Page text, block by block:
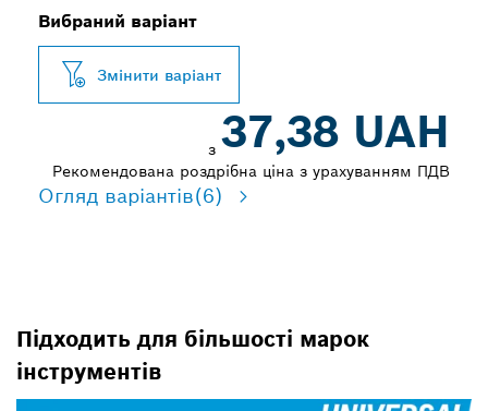
Вибраний варіант
Змінити варіант
з 37,38 UAH
Рекомендована роздрібна ціна з урахуванням ПДВ
Огляд варіантів(6)
Підходить для більшості марок
інструментів